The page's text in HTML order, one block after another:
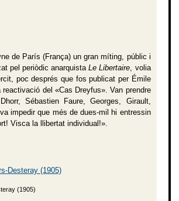
de París (França) un gran míting, públic i
pel periòdic anarquistaLe Libertaire, volia
poc després que fos publicat per Émile
reactivació del «Cas Dreyfus». Van prendre
Sébastien Faure, Georges, Girault,
impedir que més de dues-mil hi entressin
Visca la llibertat individual!».
(1905)